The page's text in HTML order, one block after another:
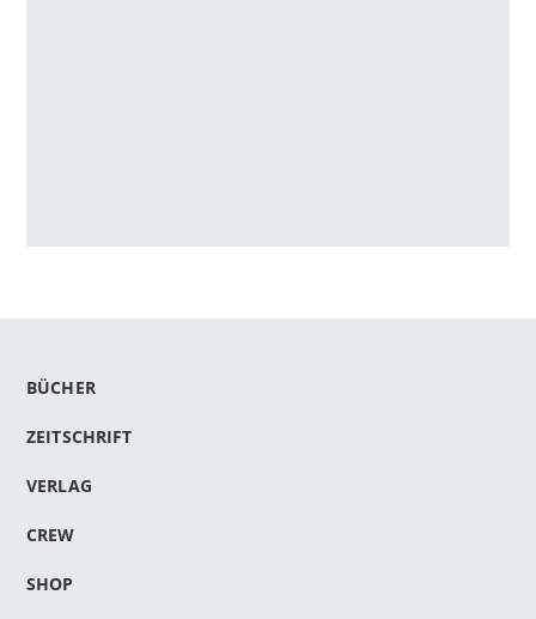
BÜCHER
ZEITSCHRIFT
VERLAG
CREW
SHOP